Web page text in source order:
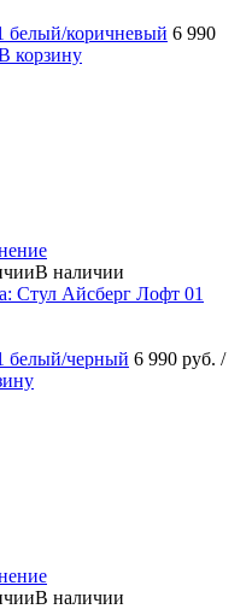
белый/коричневый 6 990
корзину
В наличии
белый/черный 6 990 руб. /
В наличии